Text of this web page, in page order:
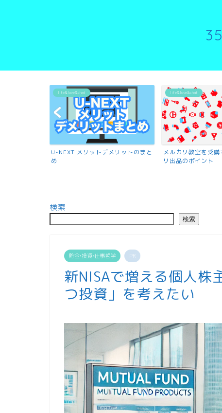
life&love&chat
U-NEXT メリットデメリットのまと
め
life&love&chat
メルカリ教室を受講
リ出品のポイント
検索
検索
貯金•投資•仕事哲学 PR
新NISAで増える個人株
つ投資」を考えたい